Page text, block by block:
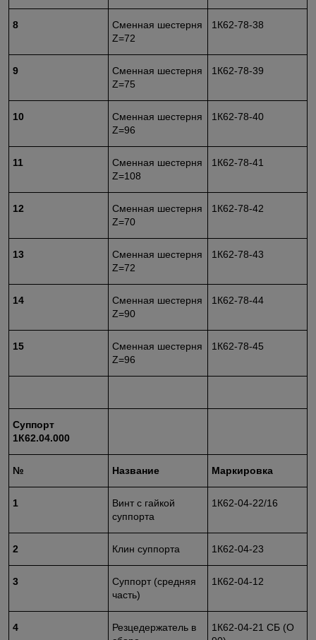
8
Сменная шестерня
Z=72
1К62-78-38
9
Сменная шестерня
Z=75
1К62-78-39
10
Сменная шестерня
Z=96
1К62-78-40
11
Сменная шестерня
Z=108
1К62-78-41
12
Сменная шестерня
Z=70
1К62-78-42
13
Сменная шестерня
Z=72
1К62-78-43
14
Сменная шестерня
Z=90
1К62-78-44
15
Сменная шестерня
Z=96
1К62-78-45
Суппорт
1К62.04.000
№ Название Маркировка
1
Винт с гайкой
суппорта
1К62-04-22/16
2 Клин суппорта 1К62-04-23
3
Суппорт (средняя
часть)
1К62-04-12
4
Резцедержатель в
1К62-04-21 СБ (O